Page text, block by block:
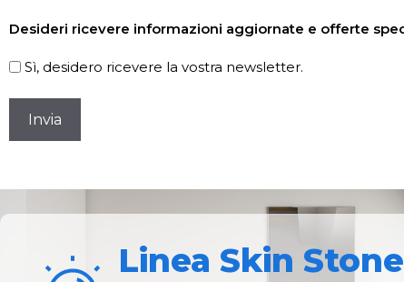
Desideri ricevere informazioni aggiornate e offerte
Sì, desidero ricevere la vostra newsletter.
CAPTCHA
Linea Skin Stone